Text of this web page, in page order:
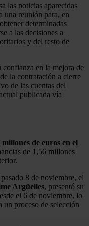
las noticias aparecidas
una reunión para, en
determinadas
a las decisiones a
y del resto de
en la mejora de
la contratación a cierre
de las cuentas del
publicada vía
de euros en el
de 1,56 millones
8 de noviembre, el
Argüelles, presentó su
el 6 de noviembre, lo
un proceso de selección